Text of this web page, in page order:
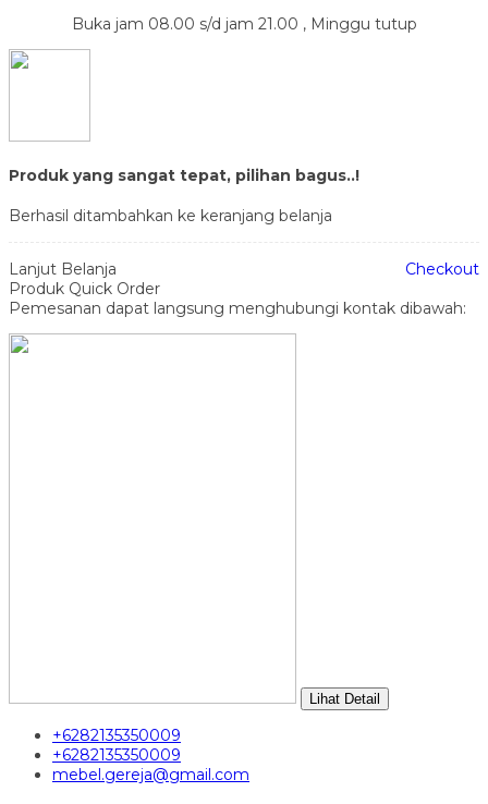
Buka jam 08.00 s/d jam 21.00 , Minggu tutup
Produk yang sangat tepat, pilihan bagus..!
Berhasil ditambahkan ke keranjang belanja
Lanjut Belanja
Checkout
Produk Quick Order
Pemesanan dapat langsung menghubungi kontak dibawah:
Lihat Detail
+6282135350009
+6282135350009
mebel.gereja@gmail.com